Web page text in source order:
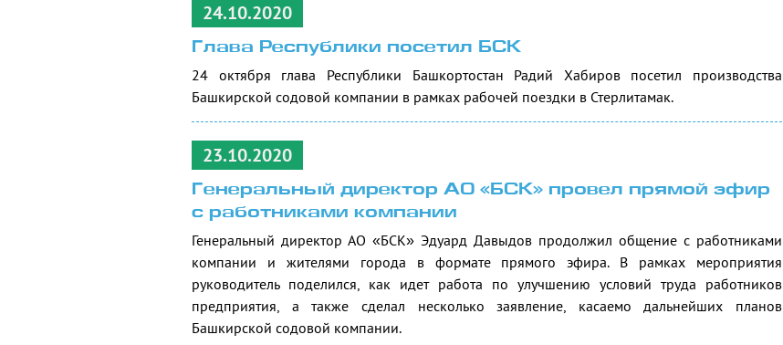
24.10.2020
Глава Республики посетил БСК
24 октября глава Республики Башкортостан Радий Хабиров посетил производства
Башкирской содовой компании в рамках рабочей поездки в Стерлитамак.
23.10.2020
Генеральный директор АО «БСК» провел прямой эфир
с работниками компании
Генеральный директор АО «БСК» Эдуард Давыдов продолжил общение с работниками
компании и жителями города в формате прямого эфира. В рамках мероприятия
руководитель поделился, как идет работа по улучшению условий труда работников
предприятия, а также сделал несколько заявление, касаемо дальнейших планов
Башкирской содовой компании.